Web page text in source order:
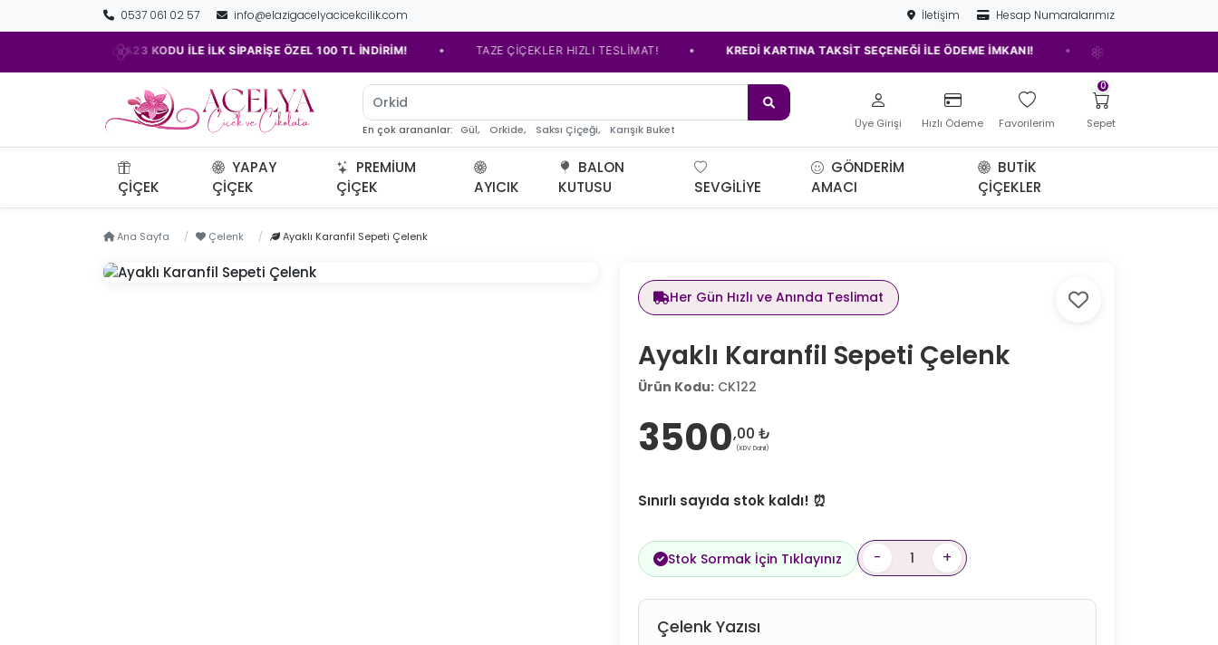
0537 061 02 57 info@elazigacelyacicekcilik.com İletişim Hesap Numaralarımız
ACELYA23 KODU İLE İLK SİPARİŞE ÖZEL 100 TL İNDİRİM! • TAZE ÇİÇEKLER HIZLI TESLİMAT! • KREDİ KARTINA TAKSİT SEÇENEĞİ İLE ÖDEME İMKANI! • ELAZIĞ'IN EN İYİ ÇİÇEKÇİSİ!
Orkide çiçe
En çok arananlar: Gül, Orkide, Saksı Çiçeği, Karışık Buket Üye Girişi Hızlı Ödeme Favorilerim Sepet
0
ÇIÇEK
YAPAY
ÇIÇEK
PREMIUM
ÇIÇEK
AYICIK
BALON
KUTUSU
SEVGILIYE
GÖNDERIM
AMACI
BUTIK
ÇIÇEKLER
Ana Sayfa Çelenk Ayaklı Karanfil Sepeti Çelenk
Her Gün Hızlı ve Anında Teslimat
Ayaklı Karanfil Sepeti Çelenk
Ürün Kodu: CK122
3500,00 ₺
(KDV Dahil)
Sınırlı sayıda stok kaldı! ⏰
Stok Sormak İçin Tıklayınız - +
Çelenk Yazısı